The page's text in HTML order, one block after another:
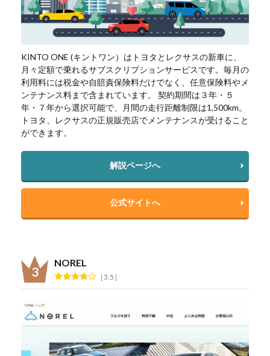
KINTO ONE (キントワン）はトヨタとレクサスの新車に、
月々定額で乗れるサブスクリプションサービスです。毎月の
利用料には税金や自賠責保険料だけでなく、任意保険料やメ
ンテナンス料まで含まれています。 契約期間は３年・５
年・７年から選択可能で、月間の走行距離制限は1,500km。
トヨタ、レクサスの正規販売店でメンテナンスが受けること
ができます。
解説ページへ
公式サイトへ
NOREL
3.5